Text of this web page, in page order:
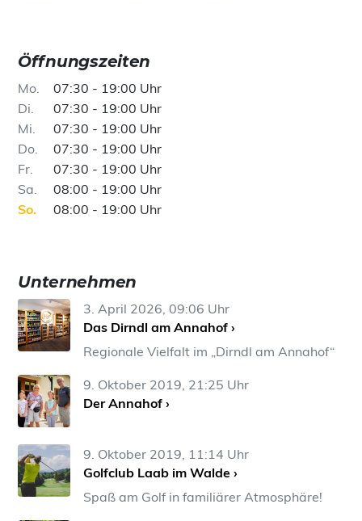
Öffnungszeiten
Mo
07:30 - 19:00 Uhr
Di
07:30 - 19:00 Uhr
Mi
07:30 - 19:00 Uhr
Do
07:30 - 19:00 Uhr
Fr
07:30 - 19:00 Uhr
Sa
08:00 - 19:00 Uhr
So
08:00 - 19:00 Uhr
Unternehmen
3. April 2026, 09:06 Uhr
Das Dirndl am Annahof ›
Regionale Vielfalt im „Dirndl am Annahof“
9. Oktober 2019, 21:25 Uhr
Der Annahof ›
9. Oktober 2019, 11:14 Uhr
Golfclub Laab im Walde ›
Spaß am Golf in familiärer Atmosphäre!